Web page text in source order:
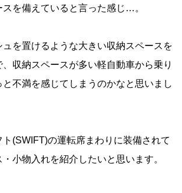
を備えていると言った感じ…。
を置けるような大きい収納スペースを
収納スペースが多い軽自動車から乗り
不満を感じてしまうのかなと思いまし
(SWIFT)の運転席まわりに装備されて
小物入れを紹介したいと思います。